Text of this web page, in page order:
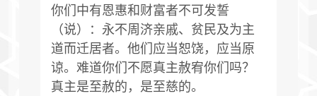
你们中有恩惠和财富者不可发誓
（说）：永不周济亲戚、贫民及为主
道而迁居者。他们应当恕饶，应当原
谅。难道你们不愿真主赦宥你们吗？
真主是至赦的，是至慈的。